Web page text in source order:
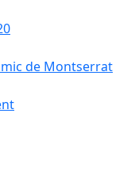
de Montserrat